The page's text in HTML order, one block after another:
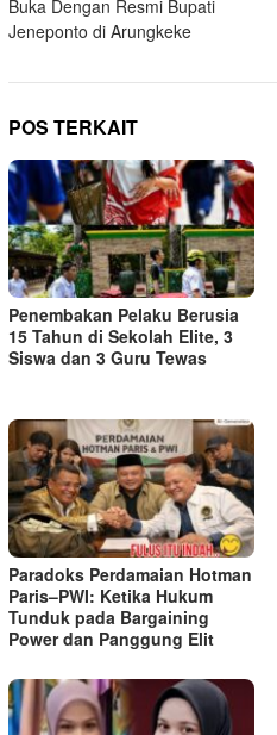
Buka Dengan Resmi Bupati
Jeneponto di Arungkeke
POS TERKAIT
Penembakan Pelaku Berusia
15 Tahun di Sekolah Elite, 3
Siswa dan 3 Guru Tewas
Paradoks Perdamaian Hotman
Paris–PWI: Ketika Hukum
Tunduk pada Bargaining
Power dan Panggung Elit